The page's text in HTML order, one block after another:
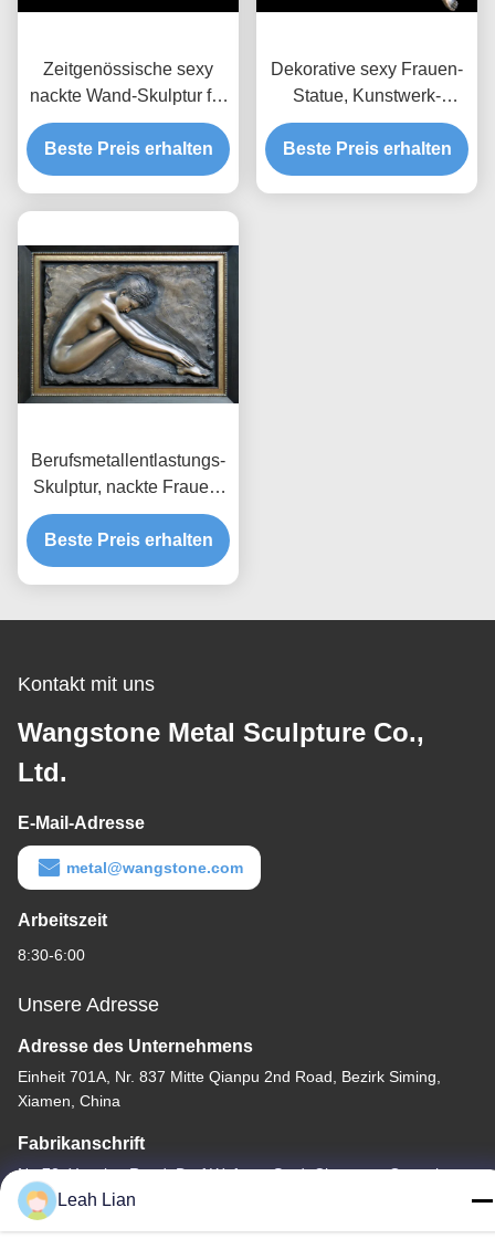
Zeitgenössische sexy
nackte Wand-Skulptur für
Innendekoration
200*180cm
Beste Preis erhalten
Dekorative sexy Frauen-
Statue, Kunstwerk-
charismatische
Bronzeentlastung
150*150cm
Beste Preis erhalten
Berufsmetallentlastungs-
Skulptur, nackte Frauen-
Wand-Entlastungs-
Skulptur
Beste Preis erhalten
Kontakt mit uns
Wangstone Metal Sculpture Co.,
Ltd.
E-Mail-Adresse
metal@wangstone.com
Arbeitszeit
8:30-6:00
Unsere Adresse
Adresse des Unternehmens
Einheit 701A, Nr. 837 Mitte Qianpu 2nd Road, Bezirk Siming,
Xiamen, China
Fabrikanschrift
Nr. 72, Yongjun Road, Dorf Wufeng, Stadt Chongwu, Quanzhou,
Fujian, China
Leah Lian